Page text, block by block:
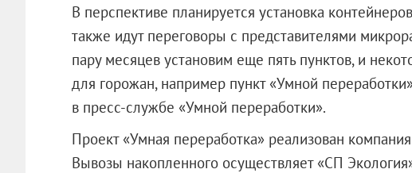
В перспективе планируется установка
также идут переговоры с представителями
пару месяцев установим еще пять пунктов, и
для горожан, например пункт «Умной
в пресс-службе «Умной переработки».
Проект «Умная переработка» реализован
Вывозы накопленного осуществляет «СП